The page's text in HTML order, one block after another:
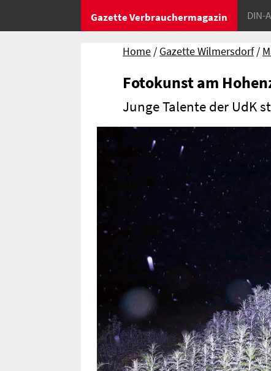
Gazette Verbrauchermagazin DIN-
Home Gazette Wilmersdorf
Fotokunst am
Junge Talente der UdK